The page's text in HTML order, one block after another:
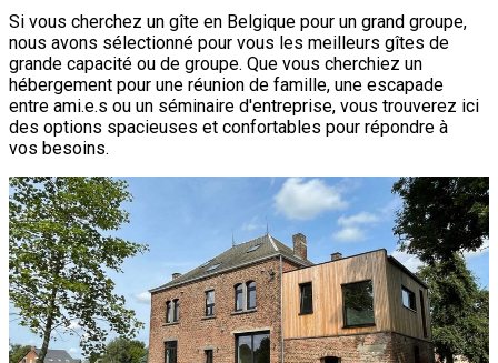
Si vous cherchez un gîte en Belgique pour un grand groupe,
nous avons sélectionné pour vous les meilleurs gîtes de
grande capacité ou de groupe. Que vous cherchiez un
hébergement pour une réunion de famille, une escapade
entre ami.e.s ou un séminaire d'entreprise, vous trouverez ici
des options spacieuses et confortables pour répondre à
vos besoins.